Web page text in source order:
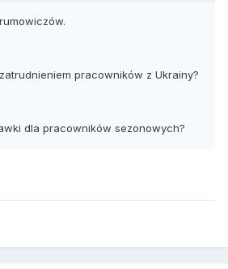
pracowników z Ukrainy?
dla pracowników sezonowych?